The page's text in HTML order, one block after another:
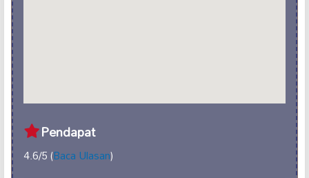
Pendapat
4.6/5 (Baca Ulasan)